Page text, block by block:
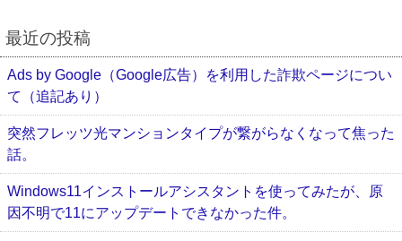
最近の投稿
Ads by Google（Google広告）を利用した詐欺ページについ
て（追記あり）
突然フレッツ光マンションタイプが繋がらなくなって焦った
話。
Windows11インストールアシスタントを使ってみたが、原
因不明で11にアップデートできなかった件。